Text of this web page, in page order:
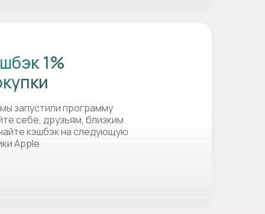
запустили программу
себе, друзьям, близким
кэшбэк на следующую
Apple
1%